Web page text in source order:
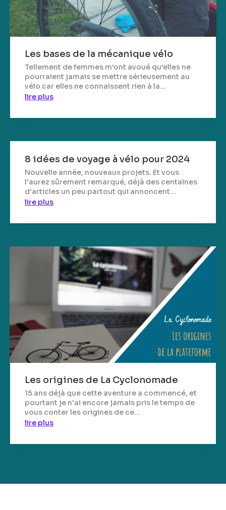
Les bases de la mécanique vélo
Tellement de femmes m'ont avoué qu'elles ne
pourraient jamais se mettre sérieusement au
vélo car elles ne connaissent rien à la...
lire plus
8 idées de voyage à vélo pour 2024
Nouvelle année, nouveaux projets. Et vous
l'aurez sûrement remarqué, déjà des centaines
d'articles un peu partout qui annoncent...
lire plus
Les origines de La Cyclonomade
15 ans déjà que cette aventure a commencé, et
pourtant je n'ai encore jamais pris le temps de
vous conter les origines de ce...
lire plus